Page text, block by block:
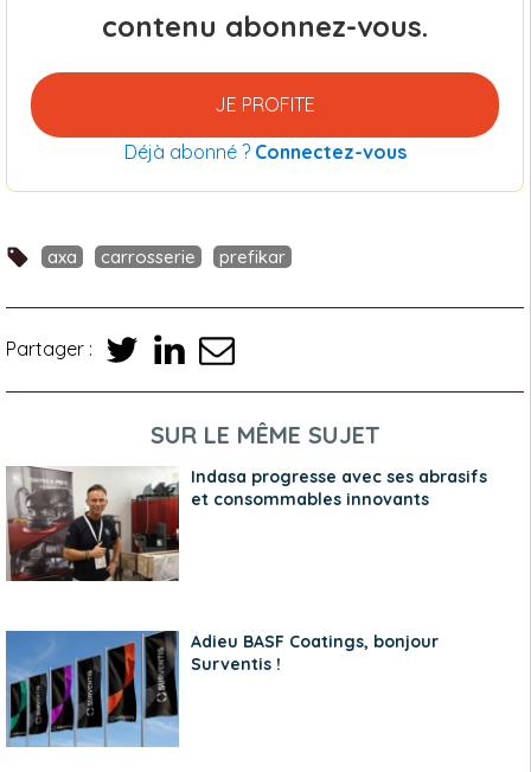
contenu abonnez-vous.
JE PROFITE
Déjà abonné ? Connectez-vous
axa carrosserie prefikar
Partager :
SUR LE MÊME SUJET
Indasa progresse avec ses abrasifs
et consommables innovants
Adieu BASF Coatings, bonjour
Surventis !